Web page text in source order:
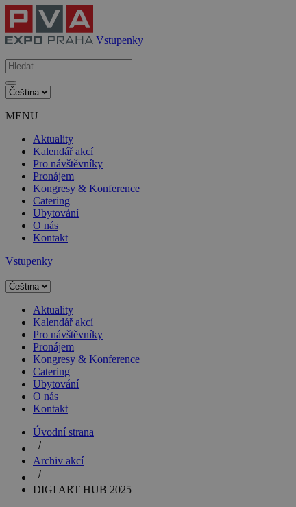
Vstupenky
MENU
Aktuality
Kalendář akcí
Pro návštěvníky
Pronájem
Kongresy & Konference
Catering
Ubytování
O nás
Kontakt
Vstupenky
Aktuality
Kalendář akcí
Pro návštěvníky
Pronájem
Kongresy & Konference
Catering
Ubytování
O nás
Kontakt
Úvodní strana
Archiv akcí
DIGI ART HUB 2025